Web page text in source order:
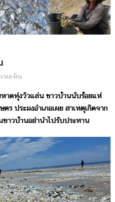
ามเห็นบน
ตาย
เกลื่อน
หาด
วัว
แล่น
าดทุ่งวัวแล่น ชาวบ้านนับร้อยแห่
ร ประมงอำเภอเผย สาเหตุเกิดจาก
าวบ้านอย่านำไปรับประทาน